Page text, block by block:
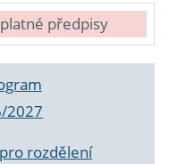
předpisy
2027
rozdělení